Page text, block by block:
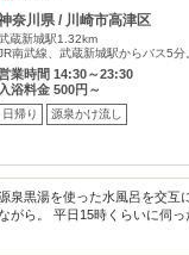
奈川県 / 川崎市高津区
蔵新城駅1.32km
南武線、武蔵新城駅からバス5分
業時間 14:30～23:30
入浴料金 500円～
日帰り 源泉かけ流し
泉黒湯を使った水風呂を交互
がら。 平日15時くらいに伺っ